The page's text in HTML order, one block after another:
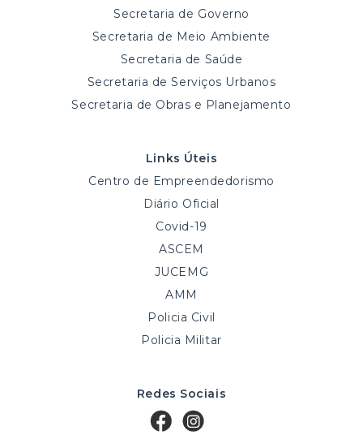
Secretaria de Governo
Secretaria de Meio Ambiente
Secretaria de Saúde
Secretaria de Serviços Urbanos
Secretaria de Obras e Planejamento
Links Úteis
Centro de Empreendedorismo
Diário Oficial
Covid-19
ASCEM
JUCEMG
AMM
Policia Civil
Policia Militar
Redes Sociais